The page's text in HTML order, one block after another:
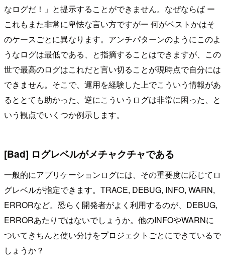
なログだ！」と提示することができません。なぜならば ー
これもまた非常に卑怯な言い方ですがー 何がベストかはそ
のケースごとに異なります。アンチパターンのようにこのよ
うなログは最低である、と指摘することはできますが、この
世で最高のログはこれだと言い切ることが現時点で自分には
できません。そこで、運用を経験した上でこういう情報があ
るととても助かった、逆にこういうログは非常に困った、と
いう観点でいくつか例示します。
[Bad] ログレベルがメチャクチャである
一般的にアプリケーションログには、その重要度に応じてロ
グレベルが指定できます。TRACE, DEBUG, INFO, WARN,
ERRORなど。恐らく開発者がよく利用するのが、DEBUG,
ERRORあたりではないでしょうか。他のINFOやWARNに
ついてきちんと使い分けをプロジェクトごとにできているで
しょうか？